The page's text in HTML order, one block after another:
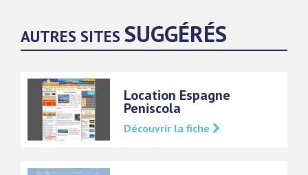
AUTRES SITES SUGGÉRÉS
Location Espagne
Peniscola
Découvrir la fiche